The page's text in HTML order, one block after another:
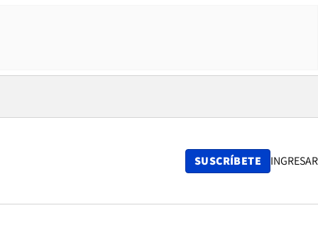
SUSCRÍBETE INGRESAR